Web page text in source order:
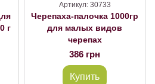
г
Артикул: 30733
Черепаха-палочка 1000гр
для малых видов
черепах
386 грн
Купить